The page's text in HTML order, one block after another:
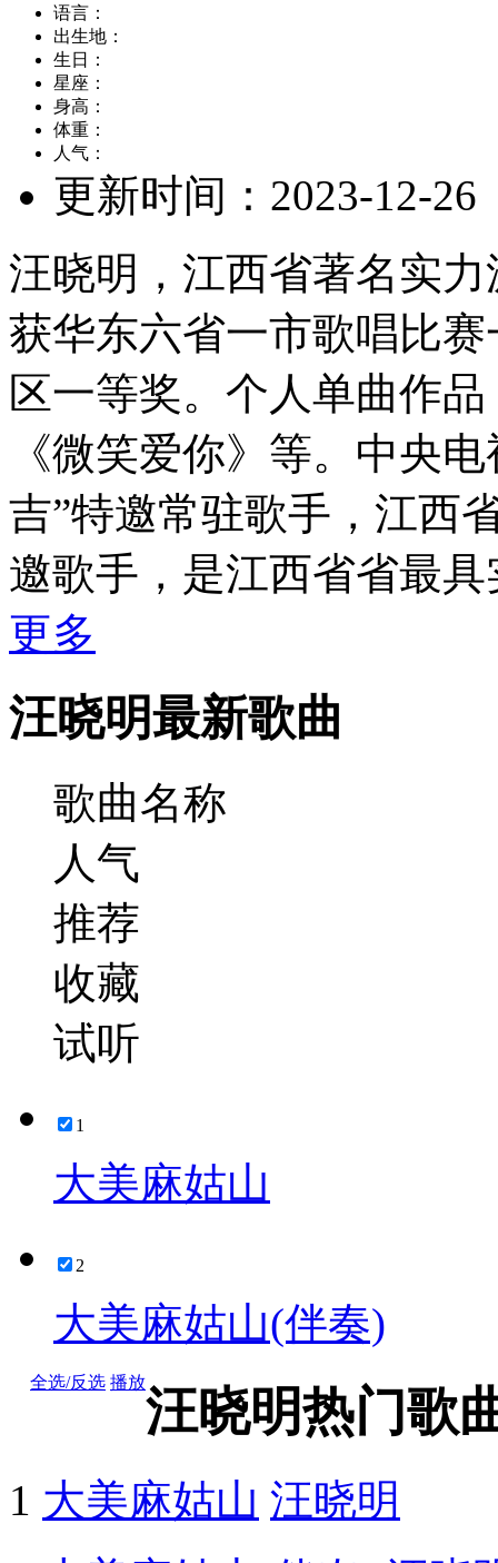
语言：
出生地：
生日：
星座：
身高：
体重：
人气：
更新时间： 2023-12-26
汪晓明，江西省著名实
获华东六省一市歌唱比
区一等奖。个人单曲作
《微笑爱你》等。中央
吉”特邀常驻歌手，江西
邀歌手，是江西省省最
更多
汪晓明最新歌曲
歌曲名称
人气
推荐
收藏
试听
1
大美麻姑山
2
大美麻姑山(伴奏)
全选/反选 播放
汪晓明热门歌
1 大美麻姑山 汪晓明